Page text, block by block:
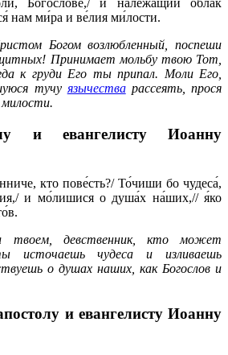
Богосло́ве,/ и належа́щий о́блак
нам ми́ра и ве́лия ми́лости.
Богом возлюбленный, поспеши
Принимает мольбу твою Тот,
к груди Его ты припал. Моли Его,
тучу язычества рассеять, прося
милости.
и евангелисту Иоанну
кто пове́сть?/ То́чиши бо чудеса́,
и мо́лишися о душа́х на́ших,// я́ко
твоем, девственник, кто может
источаешь чудеса и изливаешь
о душах наших, как Богослов и
и евангелисту Иоанну